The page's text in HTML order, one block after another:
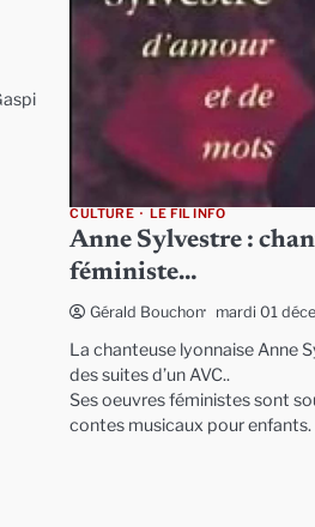
CULTURE LE FIL INFO
Anne Sylvestre :
féministe…
Gérald Bouchon mardi 01
La chanteuse lyonnaise Anne
des suites d’un AVC..
Ses oeuvres féministes sont
contes musicaux pour enfants.